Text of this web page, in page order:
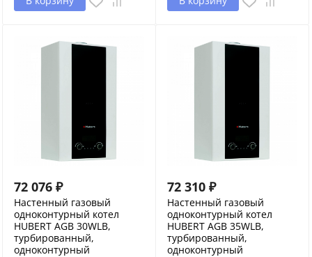
72 076 ₽
Настенный газовый
одноконтурный котел
HUBERT AGB 30WLB,
турбированный,
одноконтурный
72 310 ₽
Настенный газовый
одноконтурный котел
HUBERT AGB 35WLB,
турбированный,
одноконтурный